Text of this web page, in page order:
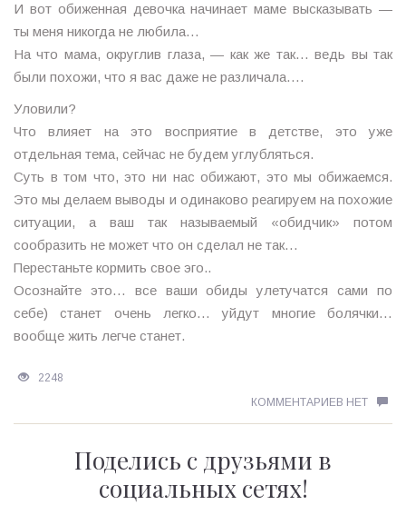
И вот обиженная девочка начинает маме высказывать —
ты меня никогда не любила…
На что мама, округлив глаза, — как же так… ведь вы так
были похожи, что я вас даже не различала….
Уловили?
Что влияет на это восприятие в детстве, это уже
отдельная тема, сейчас не будем углубляться.
Суть в том что, это ни нас обижают, это мы обижаемся.
Это мы делаем выводы и одинаково реагируем на похожие
ситуации, а ваш так называемый «обидчик» потом
сообразить не может что он сделал не так…
Перестаньте кормить свое эго..
Осознайте это… все ваши обиды улетучатся сами по
себе) станет очень легко… уйдут многие болячки…
вообще жить легче станет.
2248
КОММЕНТАРИЕВ НЕТ
Поделись с друзьями в
социальных сетях!